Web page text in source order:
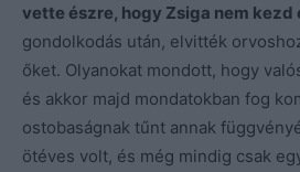
vette észre, hogy Zsiga nem kezd
gondolkodás után, elvitték
őket. Olyanokat mondott, hogy
és akkor majd mondatokban fog
ostobaságnak tűnt annak
ötéves volt, és még mindig csak